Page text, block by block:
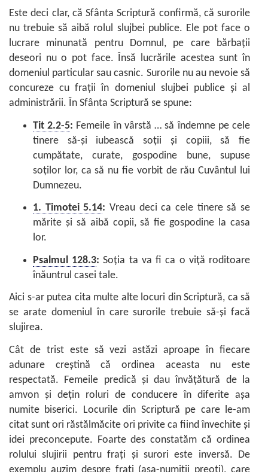
Este deci clar, că Sfânta Scriptură confirmă, că surorile
nu trebuie să aibă rolul slujbei publice. Ele pot face o
lucrare minunată pentru Domnul, pe care bărbaţii
deseori nu o pot face. Însă lucrările acestea sunt în
domeniul particular sau casnic. Surorile nu au nevoie să
concureze cu fraţii în domeniul slujbei publice şi al
administrării. În Sfânta Scriptură se spune:
Tit 2.2-5: Femeile în vârstă … să îndemne pe cele
tinere să-şi iubească soţii şi copiii, să fie
cumpătate, curate, gospodine bune, supuse
soţilor lor, ca să nu fie vorbit de rău Cuvântul lui
Dumnezeu.
1. Timotei 5.14: Vreau deci ca cele tinere să se
mărite şi să aibă copii, să fie gospodine la casa
lor.
Psalmul 128.3:Soţia ta va fi ca o viţă roditoare
înăuntrul casei tale.
Aici s-ar putea cita multe alte locuri din Scriptură, ca să
se arate domeniul în care surorile trebuie să-şi facă
slujirea.
Cât de trist este să vezi astăzi aproape în fiecare
adunare creştină că ordinea aceasta nu este
respectată. Femeile predică şi dau învăţătură de la
amvon şi deţin roluri de conducere în diferite aşa
numite biserici. Locurile din Scriptură pe care le-am
citat sunt ori răstălmăcite ori privite ca fiind învechite şi
idei preconcepute. Foarte des constatăm că ordinea
rolului slujirii pentru fraţi şi surori este inversă. De
exemplu auzim despre fraţi (aşa-numiţii preoţi), care